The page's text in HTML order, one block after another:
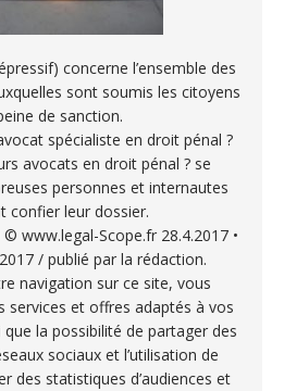
concerne l’ensemble des
sont soumis les citoyens
de sanction.
spécialiste en droit pénal ?
avocats en droit pénal ? se
personnes et internautes
confier leur dossier.
© www.legal-Scope.fr 28.4.2017 •
/ publié par la rédaction.
navigation sur ce site, vous
services et offres adaptés à vos
que la possibilité de partager des
sociaux et l’utilisation de
des statistiques d’audiences et